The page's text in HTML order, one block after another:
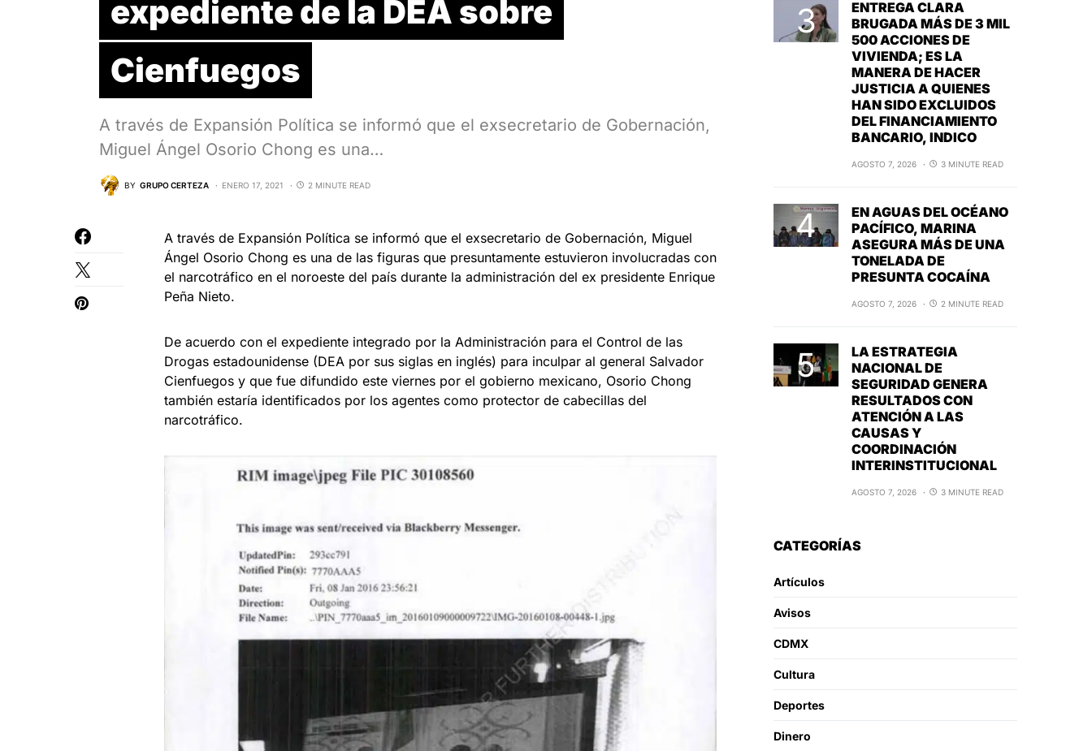
expediente de la DEA sobre
Cienfuegos
A través de Expansión Política se informó que el exsecretario de Gobernación,
Miguel Ángel Osorio Chong es una…
BY GRUPO CERTEZA ENERO 17, 2021 2 MINUTE READ
A través de Expansión Política se informó que el exsecretario de Gobernación, Miguel
Ángel Osorio Chong es una de las figuras que presuntamente estuvieron involucradas con
el narcotráfico en el noroeste del país durante la administración del ex presidente Enrique
Peña Nieto.
De acuerdo con el expediente integrado por la Administración para el Control de las
Drogas estadounidense (DEA por sus siglas en inglés) para inculpar al general Salvador
Cienfuegos y que fue difundido este viernes por el gobierno mexicano, Osorio Chong
también estaría identificados por los agentes como protector de cabecillas del
narcotráfico.
ENTREGA CLARA
BRUGADA MÁS DE 3 MIL
500 ACCIONES DE
VIVIENDA; ES LA
MANERA DE HACER
JUSTICIA A QUIENES
HAN SIDO EXCLUIDOS
DEL FINANCIAMIENTO
BANCARIO, INDICO
AGOSTO 7, 2026 3 MINUTE READ
EN AGUAS DEL OCÉANO
PACÍFICO, MARINA
ASEGURA MÁS DE UNA
TONELADA DE
PRESUNTA COCAÍNA
AGOSTO 7, 2026 2 MINUTE READ
LA ESTRATEGIA
NACIONAL DE
SEGURIDAD GENERA
RESULTADOS CON
ATENCIÓN A LAS
CAUSAS Y
COORDINACIÓN
INTERINSTITUCIONAL
AGOSTO 7, 2026 3 MINUTE READ
CATEGORÍAS
Artículos
Avisos
CDMX
Cultura
Deportes
Dinero